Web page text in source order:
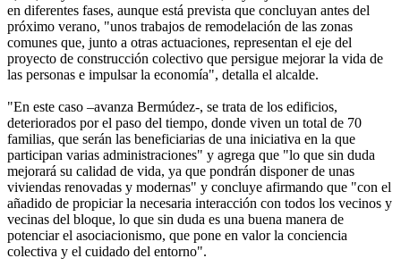
en diferentes fases, aunque está prevista que concluyan antes del
próximo verano, "unos trabajos de remodelación de las zonas
comunes que, junto a otras actuaciones, representan el eje del
proyecto de construcción colectivo que persigue mejorar la vida de
las personas e impulsar la economía", detalla el alcalde.
"En este caso –avanza Bermúdez-, se trata de los edificios,
deteriorados por el paso del tiempo, donde viven un total de 70
familias, que serán las beneficiarias de una iniciativa en la que
participan varias administraciones" y agrega que "lo que sin duda
mejorará su calidad de vida, ya que pondrán disponer de unas
viviendas renovadas y modernas" y concluye afirmando que "con el
añadido de propiciar la necesaria interacción con todos los vecinos y
vecinas del bloque, lo que sin duda es una buena manera de
potenciar el asociacionismo, que pone en valor la conciencia
colectiva y el cuidado del entorno".